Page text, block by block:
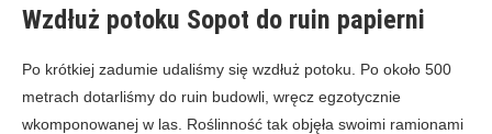
Wzdłuż potoku Sopot do ruin papierni
Po krótkiej zadumie udaliśmy się wzdłuż potoku. Po około 500
metrach dotarliśmy do ruin budowli, wręcz egzotycznie
wkomponowanej w las. Roślinność tak objęła swoimi ramionami